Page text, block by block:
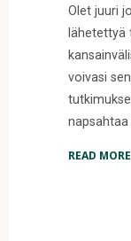
Olet juuri
lähetettyä
voivasi
READ MORE